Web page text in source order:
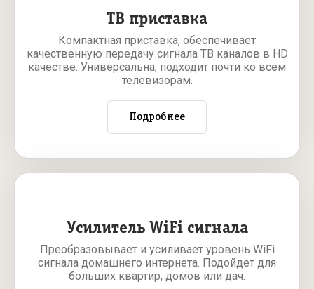
ТВ приставка
Компактная приставка, обеспечивает
качественную передачу сигнала ТВ каналов в HD
качестве. Универсальна, подходит почти ко всем
телевизорам.
Подробнее
Усилитель WiFi сигнала
Преобразовывает и усиливает уровень WiFi
сигнала домашнего интернета. Подойдет для
больших квартир, домов или дач.